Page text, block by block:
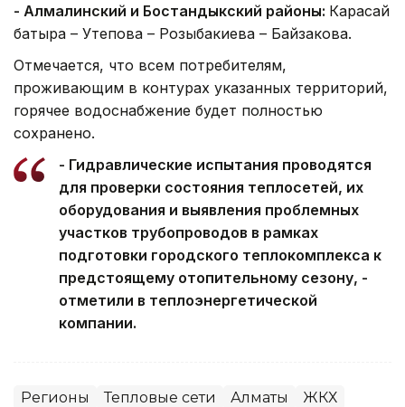
- Алмалинский и Бостандыкский районы: Карасай
батыра – Утепова – Розыбакиева – Байзакова.
Отмечается, что всем потребителям,
проживающим в контурах указанных территорий,
горячее водоснабжение будет полностью
сохранено.
- Гидравлические испытания проводятся
для проверки состояния теплосетей, их
оборудования и выявления проблемных
участков трубопроводов в рамках
подготовки городского теплокомплекса к
предстоящему отопительному сезону, -
отметили в теплоэнергетической
компании.
Регионы Тепловые сети Алматы ЖКХ